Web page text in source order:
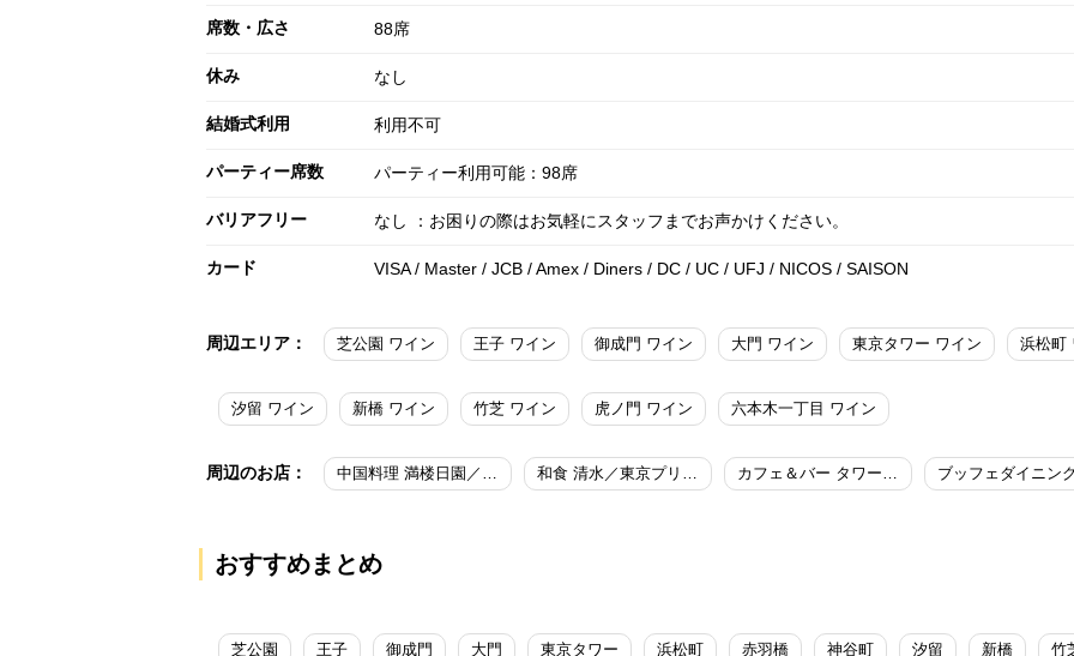
席数・広さ 88席
休み なし
結婚式利用 利用不可
パーティー席数 パーティー利用可能：98席
バリアフリー なし ：お困りの際はお気軽にスタッフまでお声かけください。
カード VISA / Master / JCB / Amex / Diners / DC / UC / UFJ / NICOS / SAISON
周辺エリア： 芝公園 ワイン 王子 ワイン 御成門 ワイン 大門 ワイン 東京タワー ワイン 浜松町
汐留 ワイン 新橋 ワイン 竹芝 ワイン 虎ノ門 ワイン 六本木一丁目 ワイン
周辺のお店： 中国料理 満楼日園／東京プリンスホテル 和食 清水／東京プリンスホテル カフェ＆バー タワービューテラス／東京プリンスホテル
おすすめまとめ
芝公園 王子 御成門 大門 東京タワー 浜松町 赤羽橋 神谷町 汐留 新橋 竹